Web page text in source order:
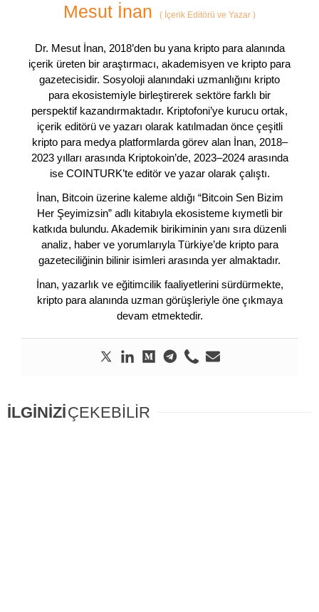
Mesut İnan ( İçerik Editörü ve Yazar )
Dr. Mesut İnan, 2018’den bu yana kripto para alanında
içerik üreten bir araştırmacı, akademisyen ve kripto para
gazetecisidir. Sosyoloji alanındaki uzmanlığını kripto
para ekosistemiyle birleştirerek sektöre farklı bir
perspektif kazandırmaktadır. Kriptofoni’ye kurucu ortak,
içerik editörü ve yazarı olarak katılmadan önce çeşitli
kripto para medya platformlarda görev alan İnan, 2018–
2023 yılları arasında Kriptokoin’de, 2023–2024 arasında
ise COINTURK’te editör ve yazar olarak çalıştı.
İnan, Bitcoin üzerine kaleme aldığı “Bitcoin Sen Bizim
Her Şeyimizsin” adlı kitabıyla ekosisteme kıymetli bir
katkıda bulundu. Akademik birikiminin yanı sıra düzenli
analiz, haber ve yorumlarıyla Türkiye’de kripto para
gazeteciliğinin bilinir isimleri arasında yer almaktadır.
İnan, yazarlık ve eğitimcilik faaliyetlerini sürdürmekte,
kripto para alanında uzman görüşleriyle öne çıkmaya
devam etmektedir.
İLGİNİZİÇEKEBİLİR